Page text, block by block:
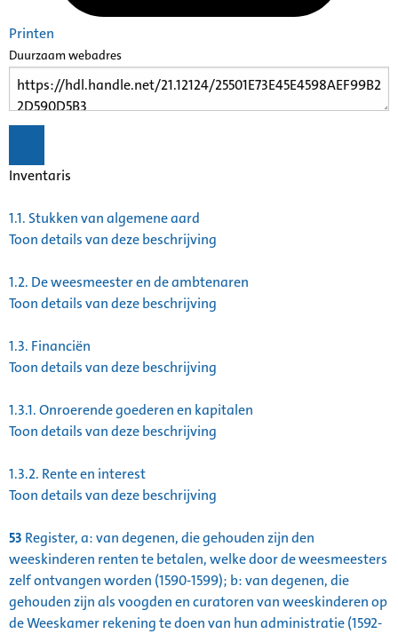
Printen
Duurzaam webadres
Inventaris
1.1. Stukken van algemene aard
Toon details van deze beschrijving
1.2. De weesmeester en de ambtenaren
Toon details van deze beschrijving
1.3. Financiën
Toon details van deze beschrijving
1.3.1.Onroerende goederen en kapitalen
Toon details van deze beschrijving
1.3.2. Rente en interest
Toon details van deze beschrijving
53 Register, a: van degenen, die gehouden zijn den
weeskinderen renten te betalen, welke door de weesmeesters
zelf ontvangen worden (1590-1599); b: van degenen, die
gehouden zijn als voogden en curatoren van weeskinderen op
de Weeskamer rekening te doen van hun administratie (1592-